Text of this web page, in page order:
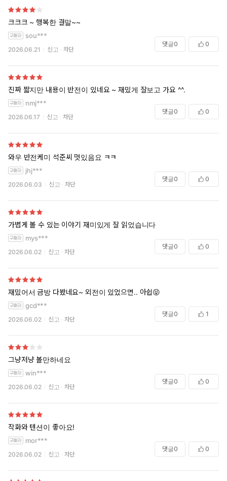
크크크 ~ 행복한 결말~~
sou***
2026.06.21 신고 차단
댓글0 0
진짜 짧지만 내용이 반전이 있네요 ~ 재밌게 잘보고 가요 ^^.
nmj***
2026.06.17 신고 차단
댓글0 0
와우 반전케미 석준씨 멋있음요 ㅋㅋ
jhj***
2026.06.03 신고 차단
댓글0 0
가볍게 볼 수 있는 이야기 재미있게 잘 읽었습니다
mys***
2026.06.02 신고 차단
댓글0 0
재밌어서 금방 다봤네요~ 외전이 있었으면.. 아쉽😝
gcd***
2026.06.02 신고 차단
댓글0 1
그냥저냥 볼만하네요
win***
2026.06.02 신고 차단
댓글0 0
작화와 텐션이 좋아요!
mor***
2026.06.02 신고 차단
댓글0 0